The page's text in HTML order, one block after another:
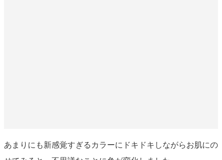
あまりにも新感覚すぎるカラーにドキドキしながらお肌にの